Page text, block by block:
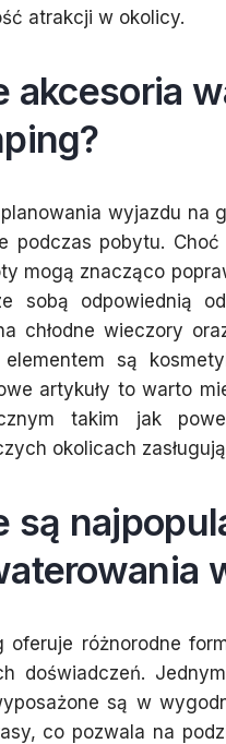
atrakcji w okolicy.
akcesoria
wyjazdu na
podczas pobytu.
mogą znacząco
sobą odpowiednią
chłodne wieczory
elementem są
artykuły to warto
takim jak
okolicach
są
oferuje różnorodne
doświadczeń.
są w
co pozwala na